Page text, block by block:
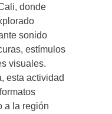
donde
sonido
estímulos
visuales.
esta actividad
a la región